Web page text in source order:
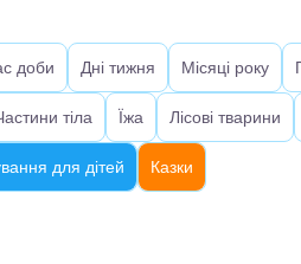
доби Дні тижня Місяці року
тіла Їжа Лісові тварини
для дітей Казки